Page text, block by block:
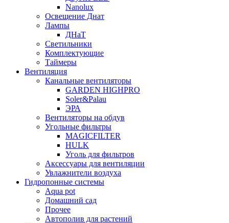
Nanolux
Освещение Днат
Лампы
ДНаТ
Светильники
Комплектующие
Таймеры
Вентиляция
Канальные вентиляторы
GARDEN HIGHPRO
Soler&Palau
ЭРА
Вентиляторы на обдув
Угольные фильтры
MAGICFILTER
HULK
Уголь для фильтров
Аксессуары для вентиляции
Увлажнители воздуха
Гидропонные системы
Aqua pot
Домашний сад
Прочее
Автополив для растений